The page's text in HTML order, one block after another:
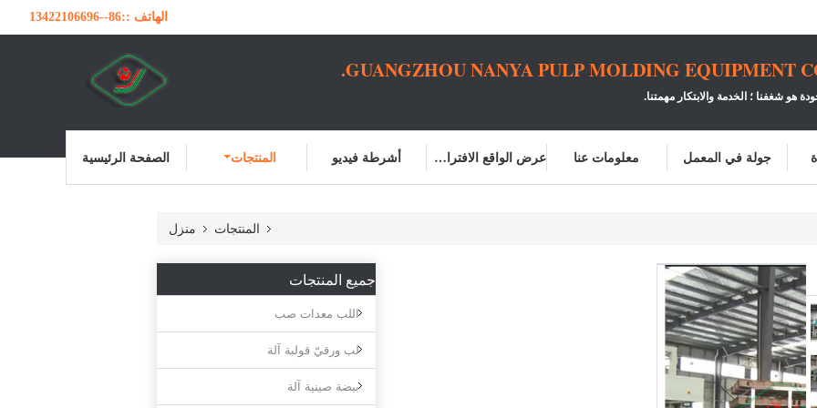
الهاتف ::86--13422106696
GUANGZHOU NANYA PULP MOLDING EQUIPMENT
هو شغفنا ؛ الخدمة والابتكار مهمتنا.
الصفحة الرئيسية المنتجات أشرطة فيديو عرض الواقع الافتراضي معلومات عنا جولة في المعمل
منزل المنتجات
جميع المنتجات
اللب معدات صب
لب ورقيّ قولبة آلة
بيضة صينية آلة